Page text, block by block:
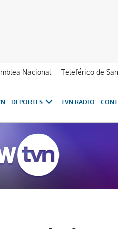
Nacional Teleférico de
DEPORTES TVN RADIO